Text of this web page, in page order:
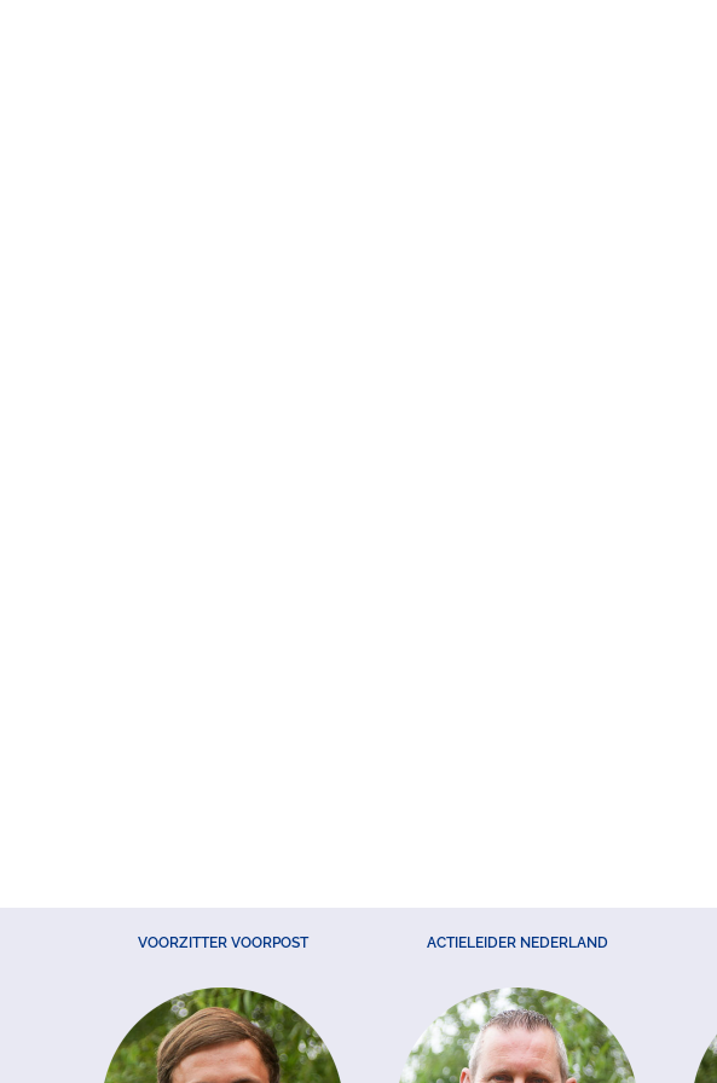
VOORZITTER VOORPOST ACTIELEIDER NEDERLAND